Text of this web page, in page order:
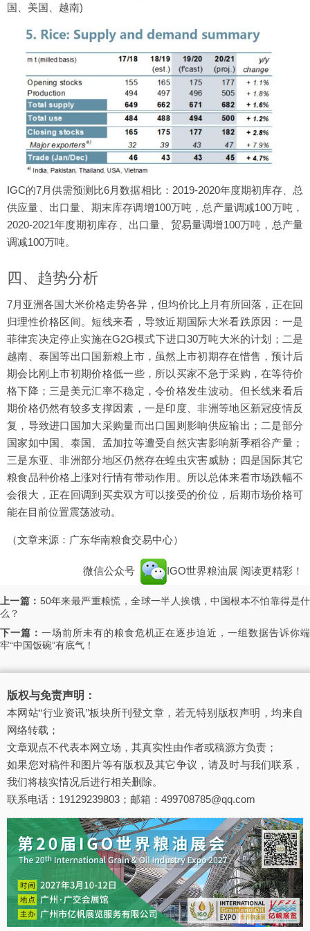
国、美国、越南)
IGC的7月供需预测比6月数据相比：2019-2020年度期初库存、总
供应量、出口量、期末库存调增100万吨，总产量调减100万吨，
2020-2021年度期初库存、出口量、贸易量调增100万吨，总产量
调减100万吨。
四、趋势分析
7月亚洲各国大米价格走势各异，但均价比上月有所回落，正在回
归理性价格区间。短线来看，导致近期国际大米看跌原因：一是
菲律宾决定停止实施在G2G模式下进口30万吨大米的计划；二是
越南、泰国等出口国新粮上市，虽然上市初期存在惜售，预计后
期会比刚上市初期价格低一些，所以买家不急于采购，在等待价
格下降；三是美元汇率不稳定，令价格发生波动。但长线来看后
期价格仍然有较多支撑因素，一是印度、非洲等地区新冠疫情反
复，导致进口国加大采购量而出口国则影响供应输出；二是部分
国家如中国、泰国、孟加拉等遭受自然灾害影响新季稻谷产量；
三是东亚、非洲部分地区仍然存在蝗虫灾害威胁；四是国际其它
粮食品种价格上涨对行情有带动作用。所以总体来看市场跌幅不
会很大，正在回调到买卖双方可以接受的价位，后期市场价格可
能在目前位置震荡波动。
（文章来源：广东华南粮食交易中心）
微信公众号 IGO世界粮油展 阅读更精彩！
上一篇： 50年来最严重粮慌，全球一半人挨饿，中国根本不怕靠得是什
么？
下一篇： 一场前所未有的粮食危机正在逐步迫近，一组数据告诉你端
牢“中国饭碗”有底气！
版权与免责声明：
本网站“行业资讯”板块所刊登文章，若无特别版权声明，均来自
网络转载；
文章观点不代表本网立场，其真实性由作者或稿源方负责；
如果您对稿件和图片等有版权及其它争议，请及时与我们联系，
我们将核实情况后进行相关删除。
联系电话：19129239803；邮箱：499708785@qq.com